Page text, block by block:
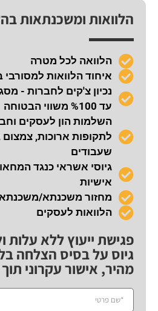
הלוואות ומשכנתאות
הלוואה לכל מטרה
איחוד הלוואות למסורבי
נכיון צ'קים לחברות -
עד %100 משווי הבטוחה
השלמות הון לעסקים
לתקופות ארוכות, צמצום
שעבודים
גיוסי אשראי כנגד
אישיות
מחזור משכנתא/
הלוואות לעסקים
פגישת ייעוץ ללא עלות
גיוס על בסיס הצלחה
מהיר, אישור עקרוני תוך 72 שעות